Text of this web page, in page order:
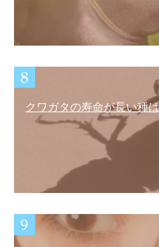
クワガタの寿命が長い種